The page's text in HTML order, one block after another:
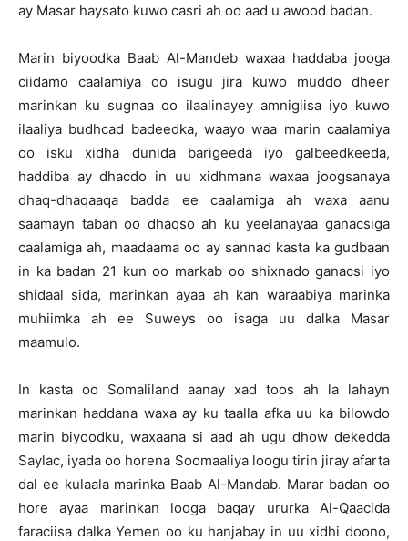
ay Masar haysato kuwo casri ah oo aad u awood badan.
Marin biyoodka Baab Al-Mandeb waxaa haddaba jooga
ciidamo caalamiya oo isugu jira kuwo muddo dheer
marinkan ku sugnaa oo ilaalinayey amnigiisa iyo kuwo
ilaaliya budhcad badeedka, waayo waa marin caalamiya
oo isku xidha dunida barigeeda iyo galbeedkeeda,
haddiba ay dhacdo in uu xidhmana waxaa joogsanaya
dhaq-dhaqaaqa badda ee caalamiga ah waxa aanu
saamayn taban oo dhaqso ah ku yeelanayaa ganacsiga
caalamiga ah, maadaama oo ay sannad kasta ka gudbaan
in ka badan 21 kun oo markab oo shixnado ganacsi iyo
shidaal sida, marinkan ayaa ah kan waraabiya marinka
muhiimka ah ee Suweys oo isaga uu dalka Masar
maamulo.
In kasta oo Somaliland aanay xad toos ah la lahayn
marinkan haddana waxa ay ku taalla afka uu ka bilowdo
marin biyoodku, waxaana si aad ah ugu dhow dekedda
Saylac, iyada oo horena Soomaaliya loogu tirin jiray afarta
dal ee kulaala marinka Baab Al-Mandab. Marar badan oo
hore ayaa marinkan looga baqay ururka Al-Qaacida
faraciisa dalka Yemen oo ku hanjabay in uu xidhi doono,